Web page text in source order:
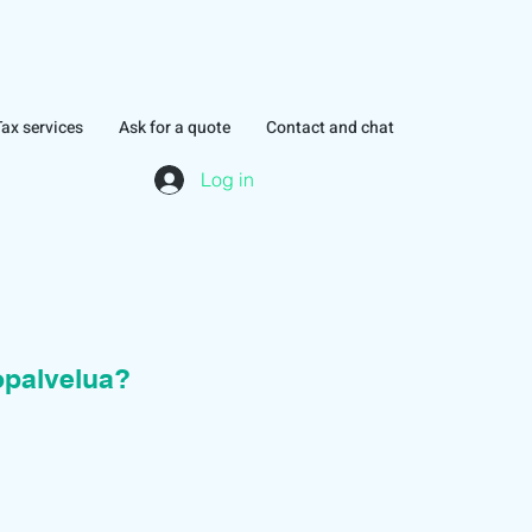
services Ask for a quote Contact and chat
Log in